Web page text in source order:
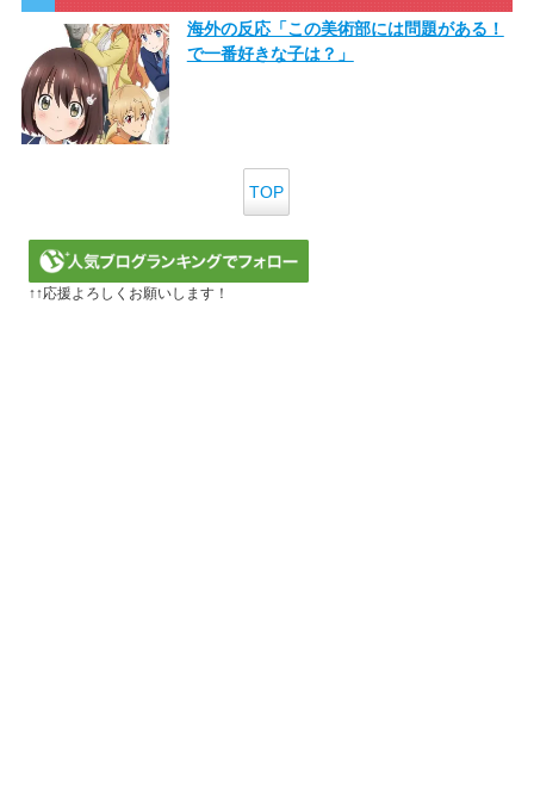
海外の反応「この美術部には問題がある！
で一番好きな子は？」
TOP
↑↑応援よろしくお願いします！